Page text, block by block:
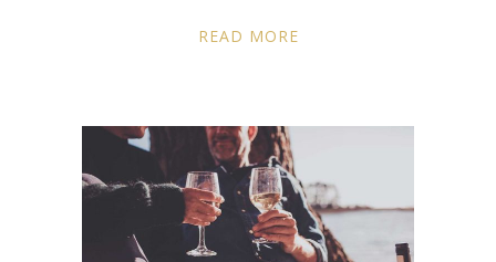
READ MORE